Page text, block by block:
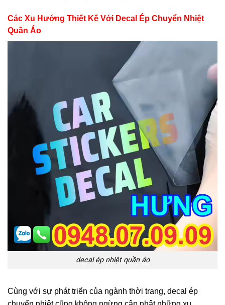
Các Xu Hướng Thiết Kế Với Decal Ép Chuyển Nhiệt
Quần Áo
decal ép nhiệt quần áo
Cùng với sự phát triển của ngành thời trang, decal ép